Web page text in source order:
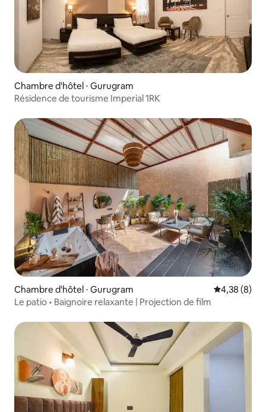
Chambre d'hôtel ⋅ Gurugram
Résidence de tourisme Imperial 1RK
Chambre d'hôtel ⋅ Gurugram Évaluation
4,38 (8)
Le patio • Baignoire relaxante | Projection de film